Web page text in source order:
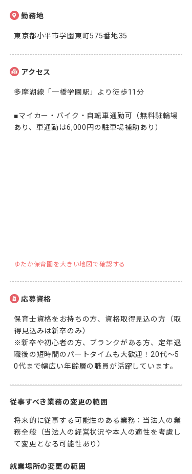
勤務地
東京都小平市学園東町575番地35
アクセス
多摩湖線「一橋学園駅」より徒歩11分
■マイカー・バイク・自転車通勤可（無料駐輪場
あり、車通勤は6,000円の駐車場補助あり）
ゆたか保育園を大きい地図で確認する
応募資格
保育士資格をお持ちの方、資格取得見込の方（取
得見込みは新卒のみ）
※新卒や初心者の方、ブランクがある方、定年退
職後の短時間のパートタイムも大歓迎！20代～5
0代まで幅広い年齢層の職員が活躍しています。
従事すべき業務の変更の範囲
将来的に従事する可能性のある業務：当法人の業
務全般（当法人の経営状況や本人の適性を考慮し
て変更となる可能性あり）
就業場所の変更の範囲